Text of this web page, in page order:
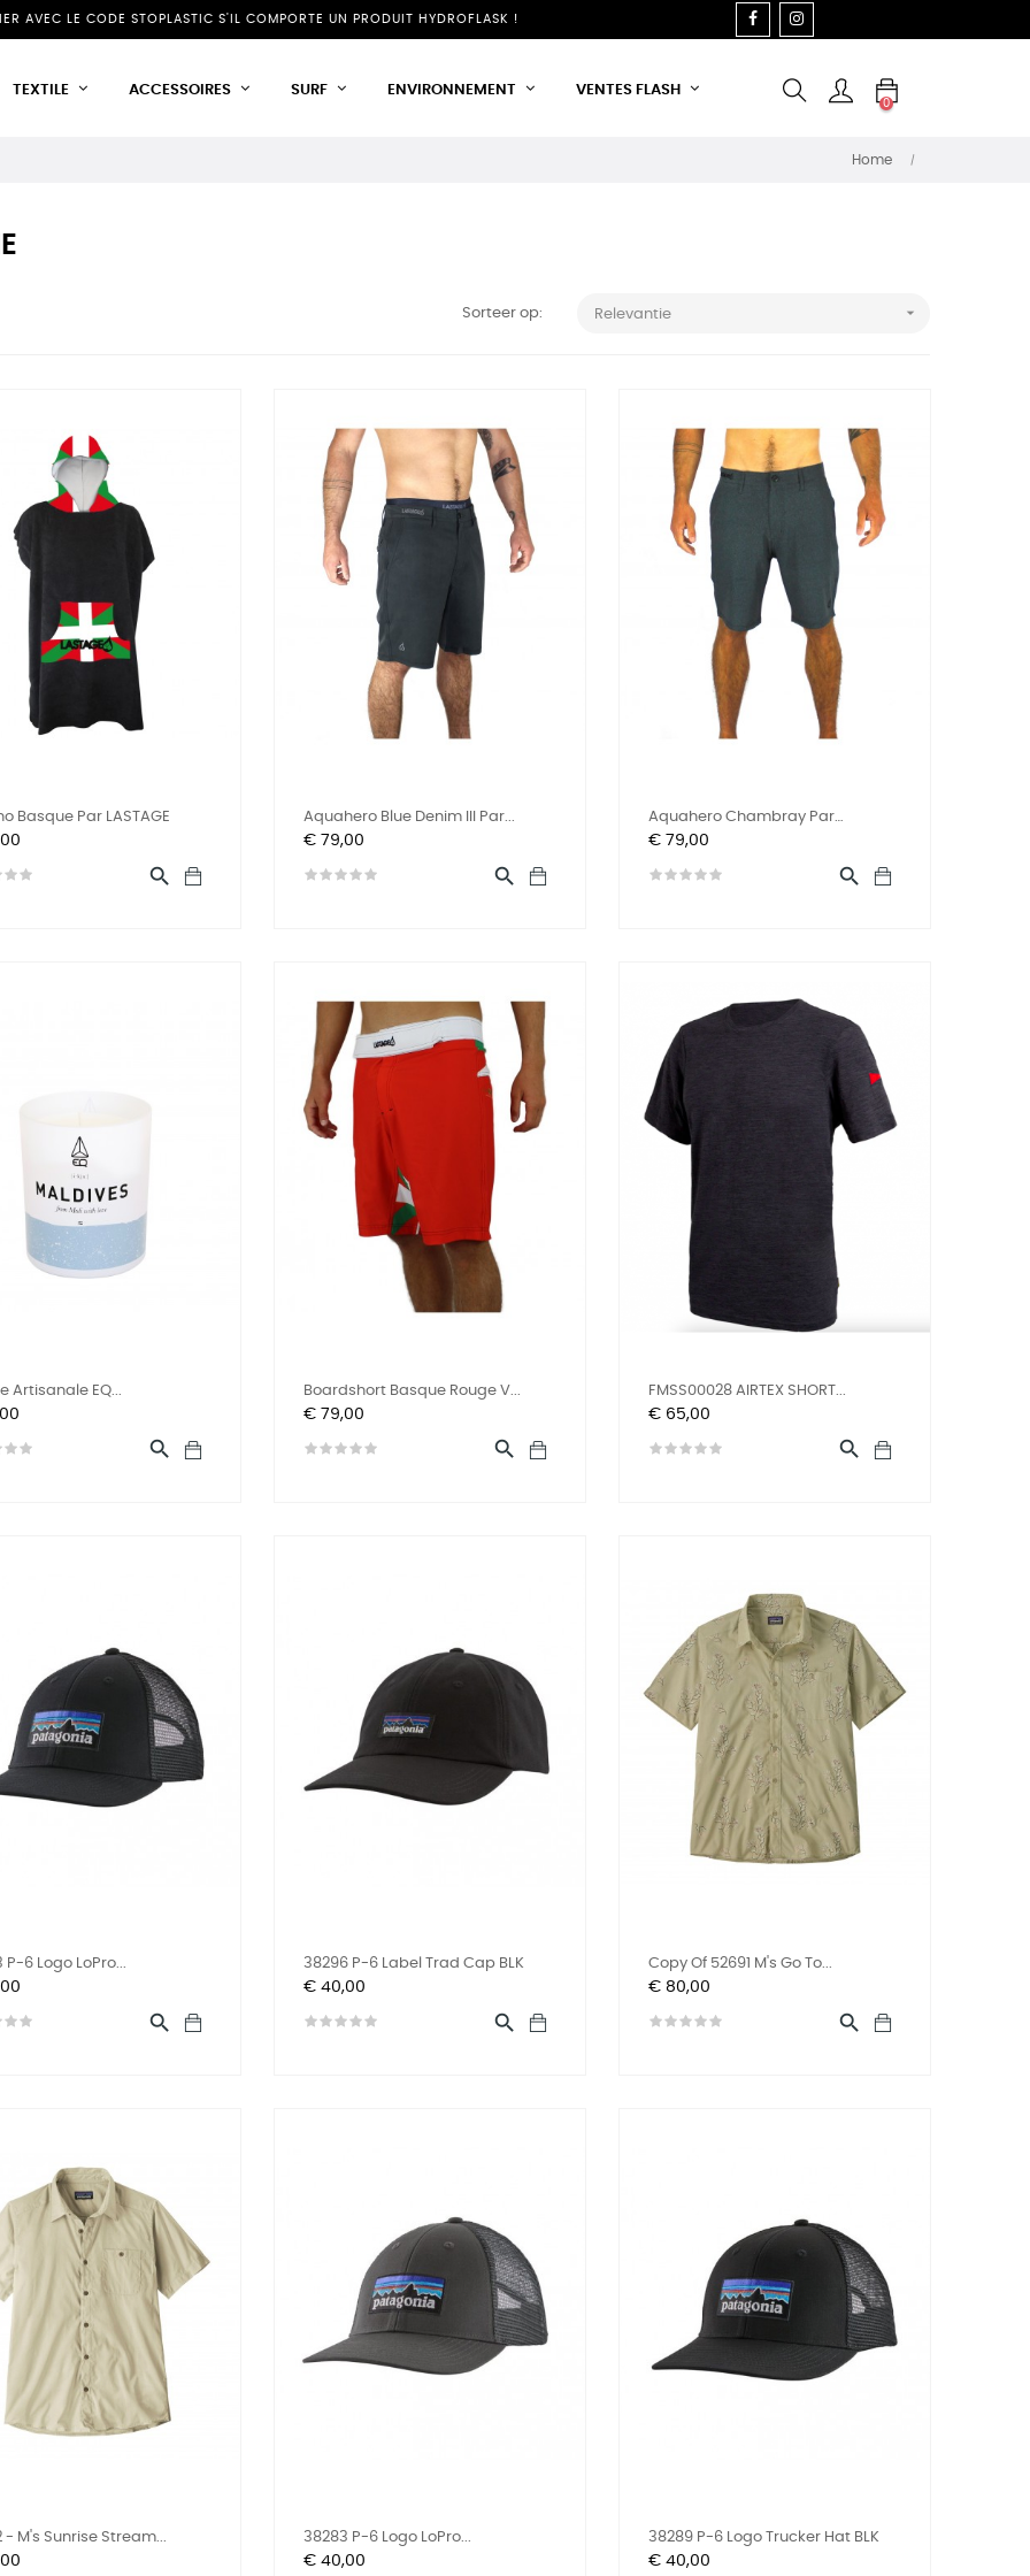
AVEC LE CODE STOPLASTIC S'IL COMPORTE UN PRODUIT HYDROFLASK ! FACEBOOK
TEXTILE ACCESSOIRES SURF ENVIRONNEMENT VENTES FLASH
0
Home
Sorteer op: Relevantie 
Basque Par LASTAGE

Aquahero Blue Denim III Par...
Prijs
€ 79,00

Aquahero Chambray Par
LASTAGE
Prijs
€ 79,00

Artisanale EQ...

Boardshort Basque Rouge V...
Prijs
€ 79,00

FMSS00028 AIRTEX SHORT...
Prijs
€ 65,00

P-6 Logo LoPro...

38296 P-6 Label Trad Cap BLK
Prijs
€ 40,00

Copy Of 52691 M's Go To...
Prijs
€ 80,00

- M's Sunrise Stream... 38283 P-6 Logo LoPro...
Prijs
€ 40,00
38289 P-6 Logo Trucker Hat BLK
Prijs
€ 40,00